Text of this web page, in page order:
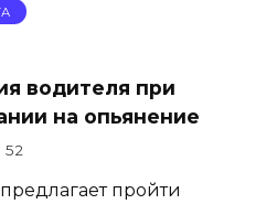
водителя при
на опьянение
52
пройти